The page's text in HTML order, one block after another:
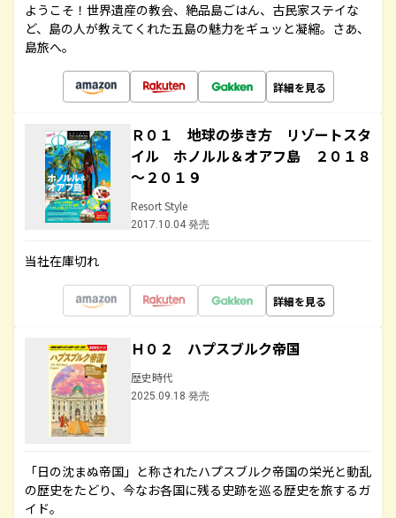
ようこそ！世界遺産の教会、絶品島ごはん、古民家ステイな
ど、島の人が教えてくれた五島の魅力をギュッと凝縮。さあ、
島旅へ。
詳細を見る
Ｒ０１ 地球の歩き方 リゾートスタ
イル ホノルル＆オアフ島 ２０１８
～２０１９
Resort Style
2017.10.04 発売
当社在庫切れ
詳細を見る
Ｈ０２ ハプスブルク帝国
歴史時代
2025.09.18 発売
「日の沈まぬ帝国」と称されたハプスブルク帝国の栄光と動乱
の歴史をたどり、今なお各国に残る史跡を巡る歴史を旅するガ
イド。